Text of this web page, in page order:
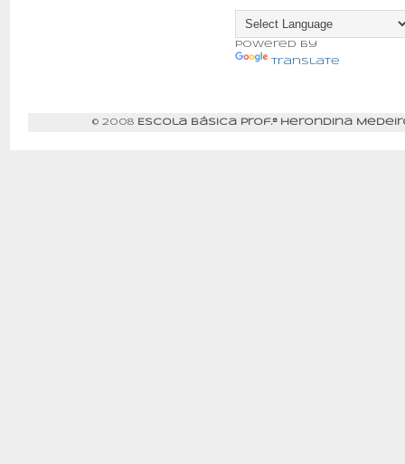
Powered by
Translate
© 2008 Escola Básica Prof.ª Herondina